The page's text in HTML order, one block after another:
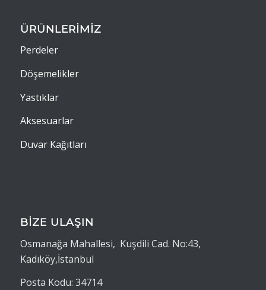
ÜRÜNLERİMİZ
Perdeler
Döşemelikler
Yastıklar
Aksesuarlar
Duvar Kağıtları
BİZE ULAŞIN
Osmanağa Mahallesi, Kuşdili Cad. No:43,
Kadıköy,İstanbul
Posta Kodu: 34714